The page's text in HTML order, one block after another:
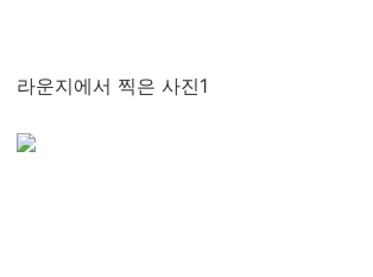
라운지에서 찍은 사진1